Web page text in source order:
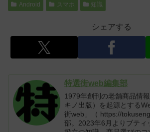
Android スマホ 知識
シェアする
特選街web編集部
1979年創刊の老舗商品情
キノ出版）を起源とする
街web」（ https://
部。2023年6月よりブティ